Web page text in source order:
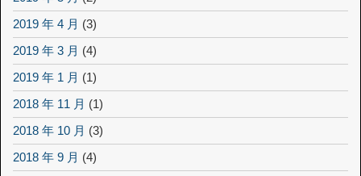
2019 年 4 月 (3)
2019 年 3 月 (4)
2019 年 1 月 (1)
2018 年 11 月 (1)
2018 年 10 月 (3)
2018 年 9 月 (4)